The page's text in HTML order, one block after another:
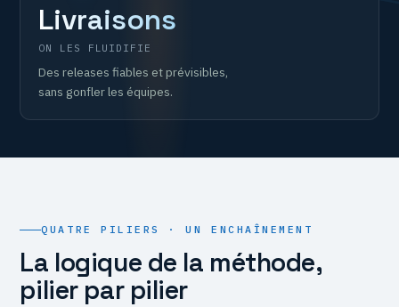
Livraisons
ON LES FLUIDIFIE
Des releases fiables et prévisibles,
sans gonfler les équipes.
QUATRE PILIERS · UN ENCHAÎNEMENT
La logique de la méthode,
pilier par pilier